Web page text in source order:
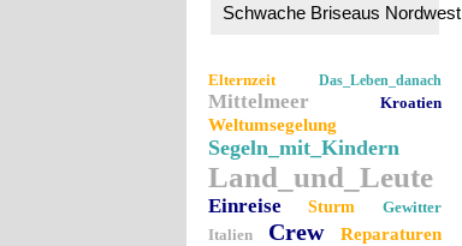
Schwache Briseaus Nordwest
Elternzeit Das_Leben_danach
Mittelmeer Kroatien
Weltumsegelung
Segeln_mit_Kindern
Land_und_Leute
Einreise Sturm
Gewitter
Italien
Crew
Reparaturen